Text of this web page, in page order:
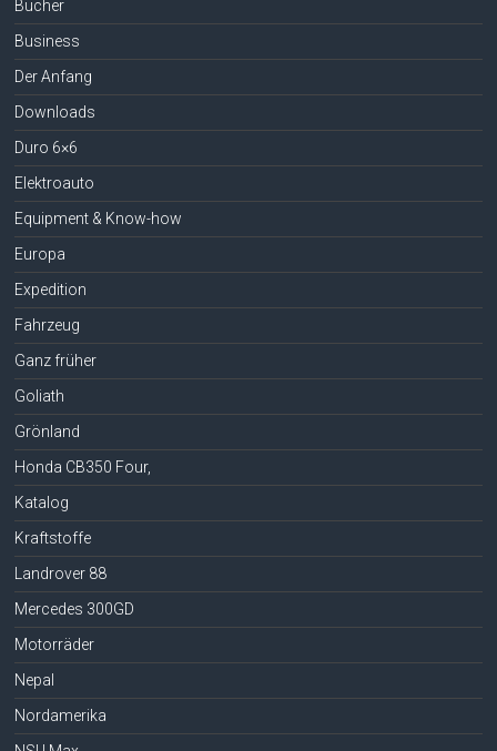
Bucher
Business
Der Anfang
Downloads
Duro 6×6
Elektroauto
Equipment & Know-how
Europa
Expedition
Fahrzeug
Ganz früher
Goliath
Grönland
Honda CB350 Four,
Katalog
Kraftstoffe
Landrover 88
Mercedes 300GD
Motorräder
Nepal
Nordamerika